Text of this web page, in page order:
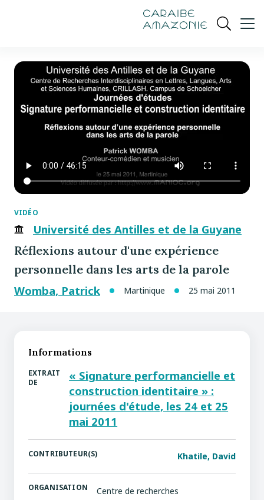
Ouvrir
VIDÉO
Université des Antilles et de la Guyane
Réflexions autour d'une expérience
personnelle dans les arts de la parole
Womba, Patrick
Martinique 25 mai 2011
Informations
EXTRAIT
DE
« Signature performancielle et
construction identitaire » :
journées d'étude, les 24 et 25
mai 2011
CONTRIBUTEUR(S) Khatile, David
ORGANISATION
Centre de recherches